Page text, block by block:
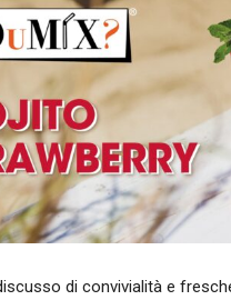
di convivialità e